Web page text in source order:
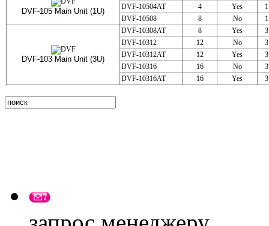
DVF-105 Main Unit (1U)
DVF-10504AT
4 Yes
1
DVF-10508
8 No 1
DVF-103 Main Unit (3U)
DVF-10308AT 8 Yes
3
DVF-10312
12 No
3
DVF-10312AT
12 Yes
3
DVF-10316
16 No
3
DVF-10316AT
16 Yes 3